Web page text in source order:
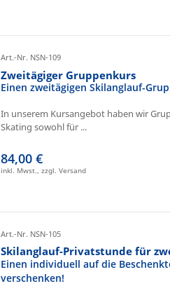
Art.-Nr. NSN-109
Zweitägiger Gruppenkurs
Einen zweitägigen Skilanglauf-
In unserem Kursangebot haben wir
Skating sowohl für ...
84,00 €
inkl. Mwst., zzgl. Versand
Art.-Nr. NSN-105
Skilanglauf-Privatstunde für
Einen individuell auf die
verschenken!